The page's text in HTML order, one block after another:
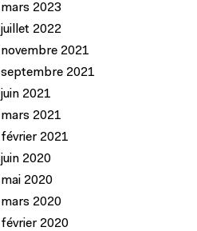
mars 2023
juillet 2022
novembre 2021
septembre 2021
juin 2021
mars 2021
février 2021
juin 2020
mai 2020
mars 2020
février 2020